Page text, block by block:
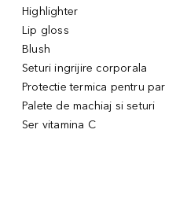
Highlighter
Lip gloss
Blush
Seturi ingrijire corporala
Protectie termica pentru par
Palete de machiaj si seturi
Ser vitamina C